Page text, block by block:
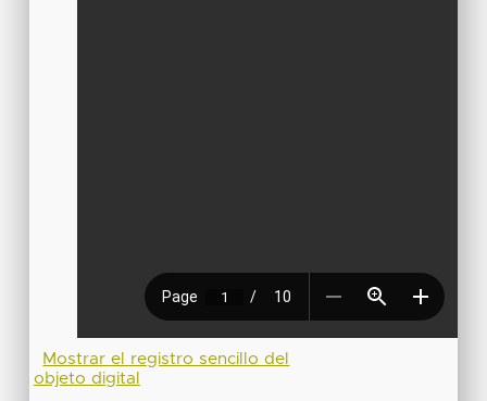
Mostrar el registro sencillo del
objeto digital